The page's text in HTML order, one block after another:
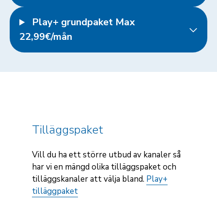
Play+ grundpaket Max
22,99€/mån
Tilläggspaket
Vill du ha ett större utbud av kanaler så
har vi en mängd olika tilläggspaket och
tilläggskanaler att välja bland. Play+
tilläggpaket